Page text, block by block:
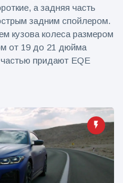
а задняя часть
задним спойлером.
кузова колеса размером
от 19 до 21 дюйма
придают EQE